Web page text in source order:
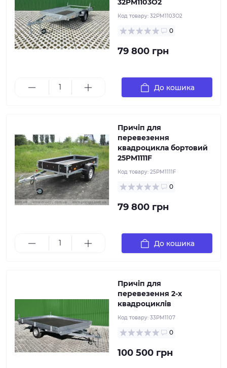
32PM1103O2
Код товару: 32PM1103O2
0
79 800 грн
До кошика
Хочете надійний бортовий причіп, причіп для
функції цих причепів.
Причіп для
перевезення
квадроцикла бортовий
25PM1111F
Код товару: 25PM1111F
0
79 800 грн
До кошика
Причіп для комфортного перевезення двох
квадроциклів
Причіп для
перевезення 2-х
квадроциклів
Код товару: 33PM1107
0
100 500 грн
Причіп для баггі Повна маса 750 кг, маса лафета 365